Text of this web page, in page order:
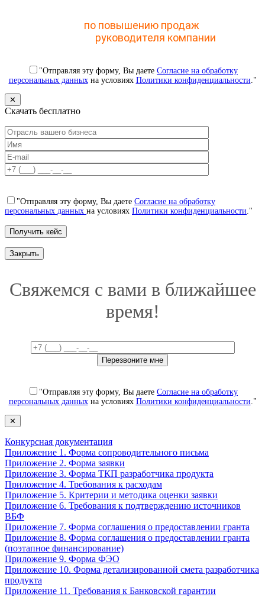
по повышению продаж
руководителя компании
"Отправляя эту форму, Вы даете Согласие на обработку
персональных данныхна условиях Политики конфиденциальности."
✕
Скачать бесплатно
"Отправляя эту форму, Вы даете Согласие на обработку
персональных данных на условиях Политики конфиденциальности."
Закрыть
Свяжемся с вами в ближайшее
время!
"Отправляя эту форму, Вы даете Согласие на обработку
персональных данныхна условиях Политики конфиденциальности."
✕
Конкурсная документация
Приложение 1. Форма сопроводительного письма
Приложение 2. Форма заявки
Приложение 3. Форма ТКП разработчика продукта
Приложение 4. Требования к расходам
Приложение 5. Критерии и методика оценки заявки
Приложение 6. Требования к подтверждению источников
ВБФ
Приложение 7. Форма соглашения о предоставлении гранта
Приложение 8. Форма соглашения о предоставлении гранта
(поэтапное финансирование)
Приложение 9. Форма ФЭО
Приложение 10. Форма детализированной смета разработчика
продукта
Приложение 11. Требования к Банковской гарантии